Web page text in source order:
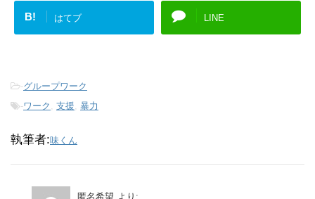
B! はてブ LINE
-グループワーク
-ワーク , 支援, 暴力
執筆者:味くん
匿名希望 より: